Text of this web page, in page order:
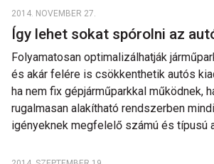
2014. NOVEMBER 27.
Így lehet sokat spórolni az
Folyamatosan optimalizálhatják
és akár felére is csökkenthetik autós
ha nem fix gépjárműparkkal működnek,
rugalmasan alakítható rendszerben
igényeknek megfelelő számú és típusú